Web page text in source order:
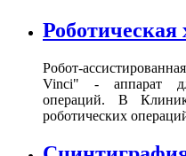
Роботическая
Робот-
Vinci" - аппарат
операций. В
роботических